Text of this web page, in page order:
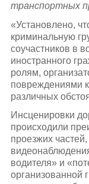
транспортных
«Установлено,
криминальную
соучастников в
иностранного
ролям,
повреждениями
различных
Инсценировки
происходили
проезжих
водителя» и
организованной